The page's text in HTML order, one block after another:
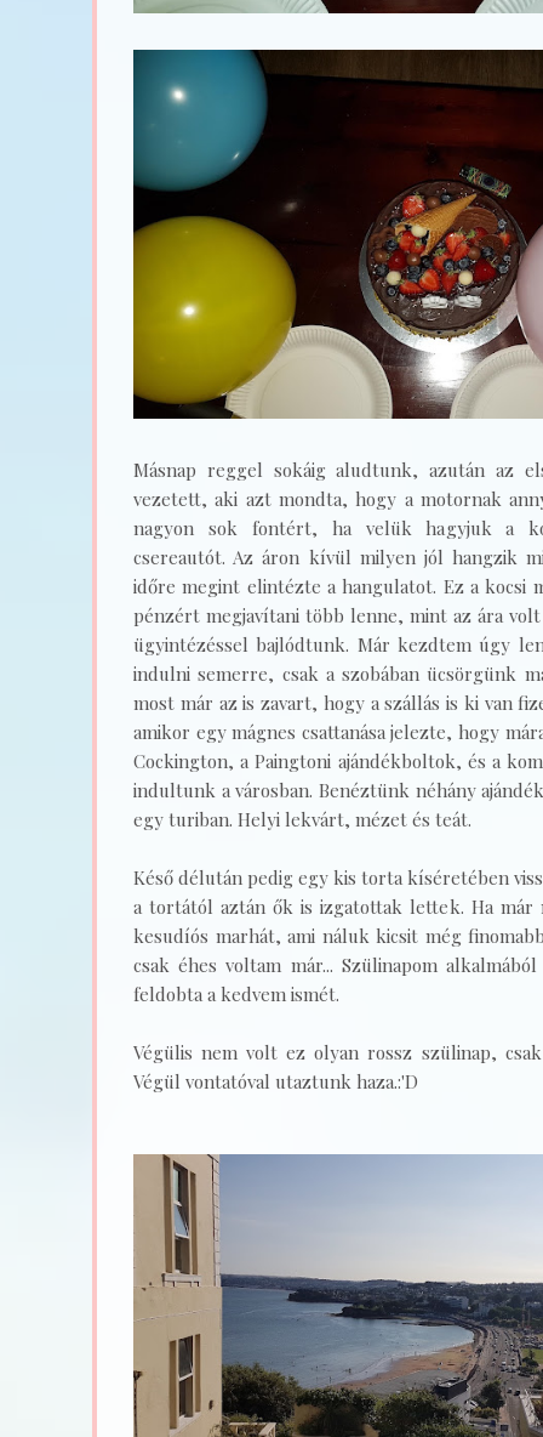
Másnap reggel sokáig aludtunk, azután az
vezetett, aki azt mondta, hogy a motornak
nagyon sok fontért, ha velük hagyjuk a
csereautót. Az áron kívül milyen jól hangzik
időre megint elintézte a hangulatot. Ez a kocsi
pénzért megjavítani több lenne, mint az ára volt
ügyintézéssel bajlódtunk. Már kezdtem úgy
indulni semerre, csak a szobában ücsörgünk
most már az is zavart, hogy a szállás is ki van
amikor egy mágnes csattanása jelezte, hogy
Cockington, a Paingtoni ajándékboltok, és a
indultunk a városban. Benéztünk néhány
egy turiban. Helyi lekvárt, mézet és teát.
Késő délután pedig egy kis torta kíséretében
a tortától aztán ők is izgatottak lettek. Ha
kesudíós marhát, ami náluk kicsit még
csak éhes voltam már... Szülinapom
feldobta a kedvem ismét.
Végülis nem volt ez olyan rossz szülinap,
Végül vontatóval utaztunk haza.:'D